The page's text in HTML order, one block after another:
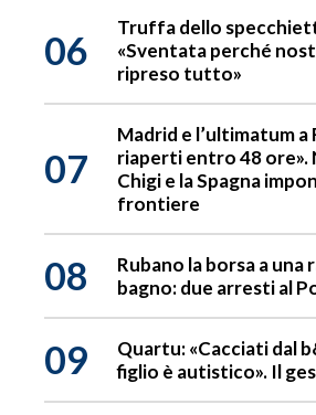
06
Truffa dello
«Sventata perché
ripreso tutto»
07
Madrid e l’ultimatum a
riaperti entro 48 ore».
Chigi e la Spagna
frontiere
08
Rubano la borsa a una
bagno: due arresti al
09
Quartu: «Cacciati dal
figlio è autistico». Il